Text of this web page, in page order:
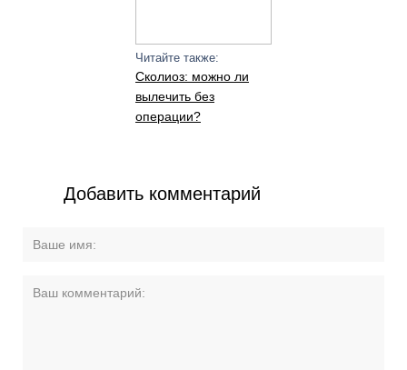
Читайте также:
Сколиоз: можно ли
вылечить без
операции?
Добавить комментарий